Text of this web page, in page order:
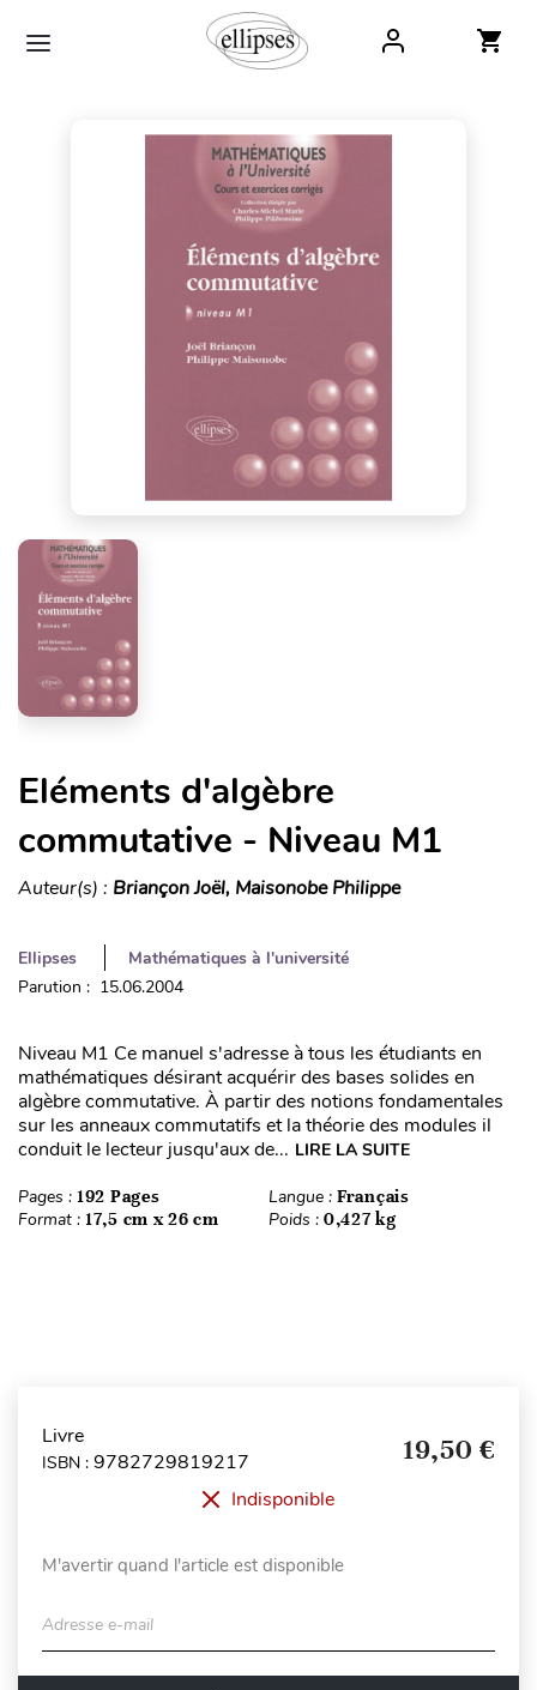
Eléments d'algèbre
commutative - Niveau M1
Auteur(s) : Briançon Joël, Maisonobe Philippe
Ellipses
Mathématiques à l'université
Parution : 15.06.2004
Niveau M1 Ce manuel s'adresse à tous les étudiants en
mathématiques désirant acquérir des bases solides en
algèbre commutative. À partir des notions fondamentales
sur les anneaux commutatifs et la théorie des modules il
conduit le lecteur jusqu'aux de... LIRE LA SUITE
Pages : 192 Pages Langue : Français
Format : 17,5 cm x 26 cm Poids : 0,427 kg
Livre
ISBN : 9782729819217 19,50 €
Indisponible
M'avertir quand l'article est disponible
Adresse e-mail